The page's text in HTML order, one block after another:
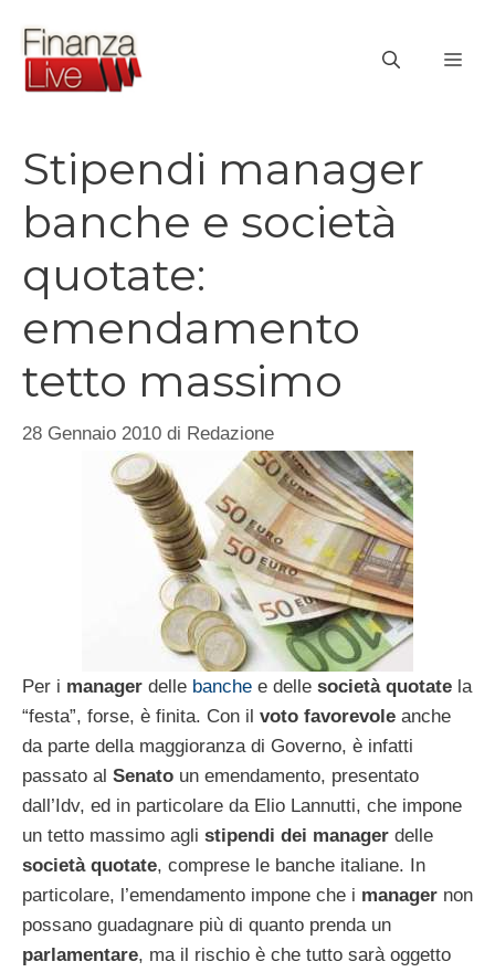
contenuto
Stipendi manager
banche e società
quotate:
emendamento
tetto massimo
28 Gennaio 2010 di Redazione
Per i manager delle banche e delle società quotate la
“festa”, forse, è finita. Con il voto favorevole anche
da parte della maggioranza di Governo, è infatti
passato al Senato un emendamento, presentato
dall’Idv, ed in particolare da Elio Lannutti, che impone
un tetto massimo agli stipendi dei manager delle
società quotate, comprese le banche italiane. In
particolare, l’emendamento impone che i manager non
possano guadagnare più di quanto prenda un
parlamentare, ma il rischio è che tutto sarà oggetto